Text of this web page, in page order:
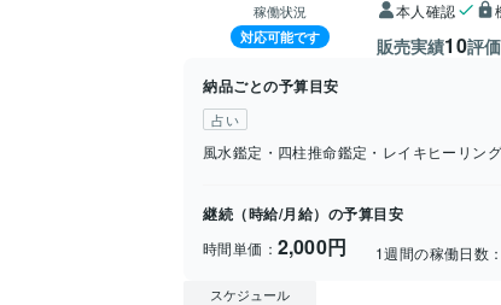
稼働状況
対応可能です
本人確認
販売実績10評価
納品ごとの予算目安
占い
風水鑑定・四柱推命鑑定・レイキヒーリング
継続（時給/月給）の予算目安
時間単価： 2,000円 1週間の稼働日数：
スケジュール